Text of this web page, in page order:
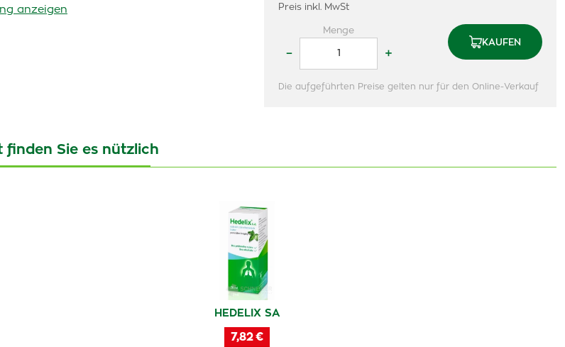
anzeigen
Preis inkl. MwSt
Menge
– +
KAUFEN
Die aufgeführten Preise gelten nur für den Online-Verkauf
finden Sie es nützlich
HEDELIX SA
7,82 €